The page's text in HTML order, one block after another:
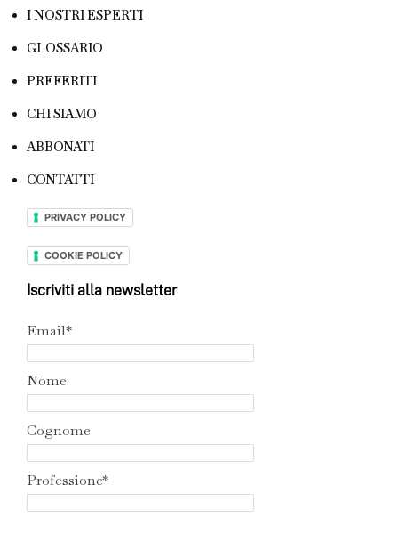
I NOSTRI ESPERTI
GLOSSARIO
PREFERITI
CHI SIAMO
ABBONATI
CONTATTI
PRIVACY POLICY
COOKIE POLICY
Iscriviti alla newsletter
Email*
Nome
Cognome
Professione*